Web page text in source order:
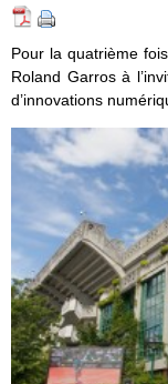
Pour la quatrième
Roland Garros à
d’innovations